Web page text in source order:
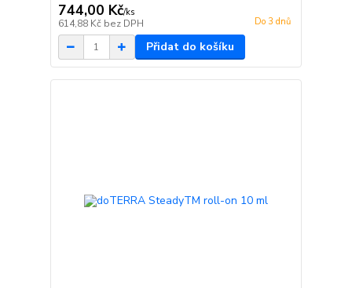
744,00 Kč/ks
614,88 Kč bez DPH Do 3 dnů
Přidat do košíku